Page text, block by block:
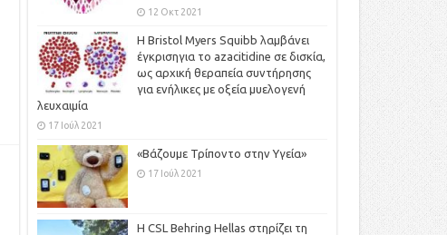
12 Οκτ 2021
Η Bristol Myers Squibb λαμβάνει
έγκρισηγια το azacitidine σε δισκία,
ως αρχική θεραπεία συντήρησης
για ενήλικες με οξεία μυελογενή
λευχαιμία
17 Ιούλ 2021
«Βάζουμε Τρίποντο στην Υγεία»
17 Ιούλ 2021
H CSL Behring Hellas στηρίζει τη